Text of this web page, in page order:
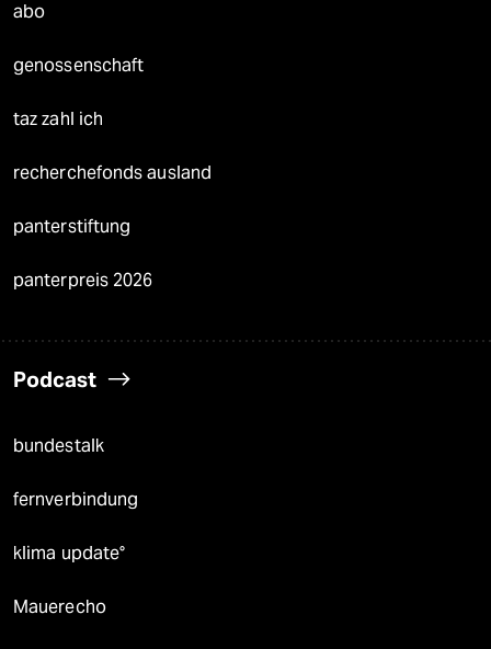
abo
genossenschaft
taz zahl ich
recherchefonds ausland
panterstiftung
panterpreis 2026
Podcast
bundestalk
fernverbindung
klima update°
Mauerecho